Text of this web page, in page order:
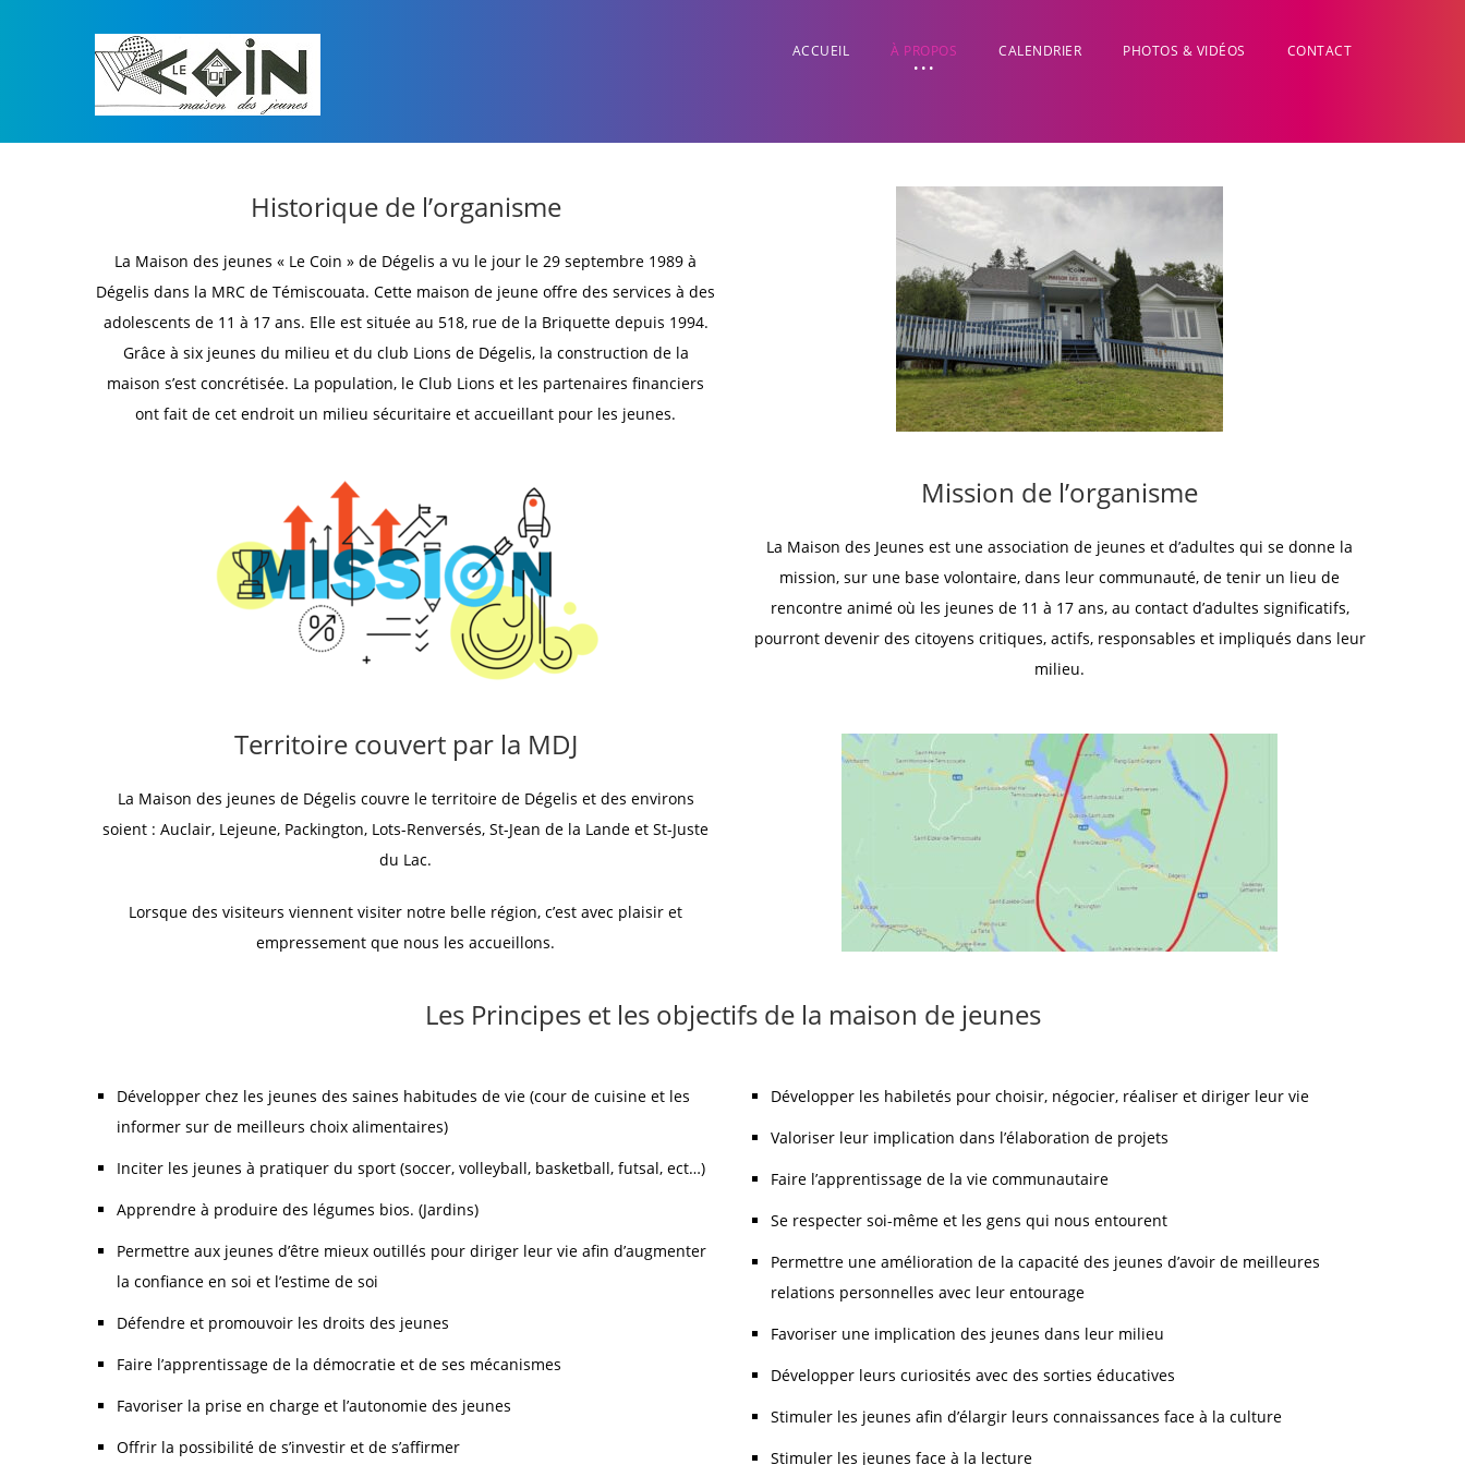
ACCUEIL À PROPOS CALENDRIER PHOTOS & VIDÉOS CONTACT
Historique de l’organisme
La Maison des jeunes « Le Coin » de Dégelis a vu le jour le 29 septembre 1989 à
Dégelis dans la MRC de Témiscouata. Cette maison de jeune offre des services à des
adolescents de 11 à 17 ans. Elle est située au 518, rue de la Briquette depuis 1994.
Grâce à six jeunes du milieu et du club Lions de Dégelis, la construction de la
maison s’est concrétisée. La population, le Club Lions et les partenaires financiers
ont fait de cet endroit un milieu sécuritaire et accueillant pour les jeunes.
Mission de l’organisme
La Maison des Jeunes est une association de jeunes et d’adultes qui se donne la
mission, sur une base volontaire, dans leur communauté, de tenir un lieu de
rencontre animé où les jeunes de 11 à 17 ans, au contact d’adultes significatifs,
pourront devenir des citoyens critiques, actifs, responsables et impliqués dans leur
milieu.
Territoire couvert par la MDJ
La Maison des jeunes de Dégelis couvre le territoire de Dégelis et des environs
soient : Auclair, Lejeune, Packington, Lots-Renversés, St-Jean de la Lande et St-Juste
du Lac.
Lorsque des visiteurs viennent visiter notre belle région, c’est avec plaisir et
empressement que nous les accueillons.
Les Principes et les objectifs de la maison de jeunes
Développer chez les jeunes des saines habitudes de vie (cour de cuisine et les
informer sur de meilleurs choix alimentaires)
Inciter les jeunes à pratiquer du sport (soccer, volleyball, basketball, futsal, ect…)
Apprendre à produire des légumes bios. (Jardins)
Permettre aux jeunes d’être mieux outillés pour diriger leur vie afin d’augmenter
la confiance en soi et l’estime de soi
Défendre et promouvoir les droits des jeunes
Faire l’apprentissage de la démocratie et de ses mécanismes
Favoriser la prise en charge et l’autonomie des jeunes
Offrir la possibilité de s’investir et de s’affirmer
Développer les habiletés pour choisir, négocier, réaliser et diriger leur vie
Valoriser leur implication dans l’élaboration de projets
Faire l’apprentissage de la vie communautaire
Se respecter soi-même et les gens qui nous entourent
Permettre une amélioration de la capacité des jeunes d’avoir de meilleures
relations personnelles avec leur entourage
Favoriser une implication des jeunes dans leur milieu
Développer leurs curiosités avec des sorties éducatives
Stimuler les jeunes afin d’élargir leurs connaissances face à la culture
Stimuler les jeunes face à la lecture